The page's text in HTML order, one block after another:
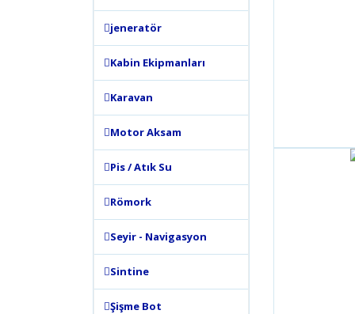
jeneratör
Kabin Ekipmanları
Karavan
Motor Aksam
Pis / Atık Su
Römork
Seyir - Navigasyon
Sintine
Şişme Bot